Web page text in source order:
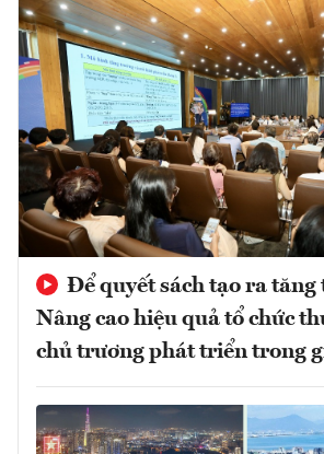
Để quyết sách tạo ra tăng
Nâng cao hiệu quả tổ chức
chủ trương phát triển trong